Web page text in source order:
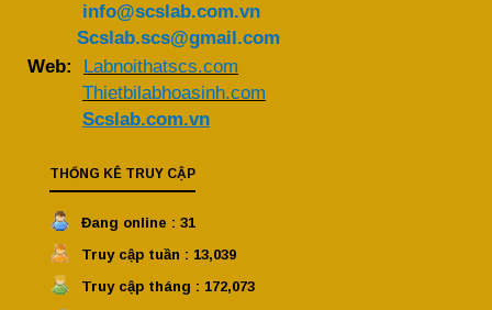
info@scslab.com.vn
Scslab.scs@gmail.com
Web: Labnoithatscs.com
Thietbilabhoasinh.com
Scslab.com.vn
THỐNG KÊ TRUY CẬP
Đang online : 31
Truy cập tuần : 13,039
Truy cập tháng : 172,073